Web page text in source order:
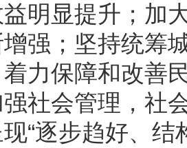
益明显提升；加
强；坚持统筹
力保障和改善
社会管理，社
“逐步趋好、